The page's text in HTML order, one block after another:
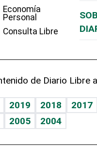
Economía
Personal
Consulta Libre
de Diario Libre
2019 2018 2017
2005 2004